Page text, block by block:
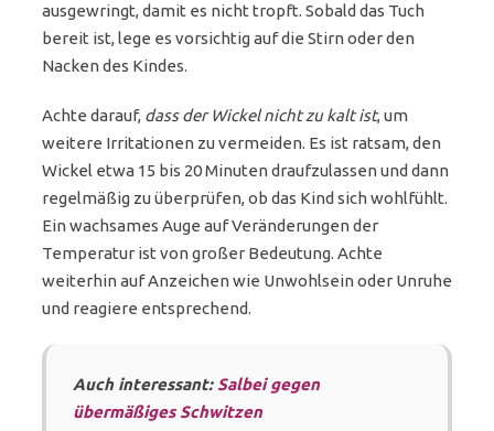
ausgewringt, damit es nicht tropft. Sobald das Tuch
bereit ist, lege es vorsichtig auf die Stirn oder den
Nacken des Kindes.
Achte darauf, dass der Wickel nicht zu kalt ist, um
weitere Irritationen zu vermeiden. Es ist ratsam, den
Wickel etwa 15 bis 20 Minuten draufzulassen und dann
regelmäßig zu überprüfen, ob das Kind sich wohlfühlt.
Ein wachsames Auge auf Veränderungen der
Temperatur ist von großer Bedeutung. Achte
weiterhin auf Anzeichen wie Unwohlsein oder Unruhe
und reagiere entsprechend.
Auch interessant: Salbei gegen
übermäßiges Schwitzen